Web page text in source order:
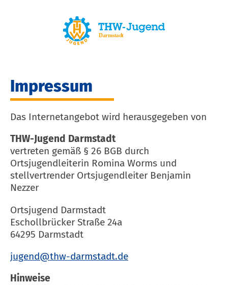
Impressum
Das Internetangebot wird herausgegeben von
THW-Jugend Darmstadt
vertreten gemäß § 26 BGB durch
Ortsjugendleiterin Romina Worms und
stellvertrender Ortsjugendleiter Benjamin
Nezzer
Ortsjugend Darmstadt
Eschollbrücker Straße 24a
64295 Darmstadt
Hinweise